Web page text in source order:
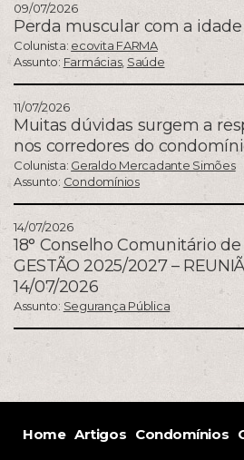
09/07/2026
Perda muscular com a idade
Colunista: ecovita FARMA
Assunto: Farmácias, Saúde
11/07/2026
Muitas dúvidas surgem a
nos corredores do
Colunista: Geraldo Mercadante Simões
Assunto: Condomínios
14/07/2026
18° Conselho Comunitário
GESTÃO 2025/2027 –
14/07/2026
Assunto: Segurança Pública
Home Artigos Condomínios